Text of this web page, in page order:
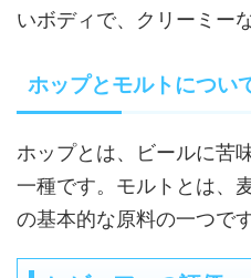
いボディで、クリーミー
ホップとモルトについ
ホップとは、ビールに苦
一種です。モルトとは、
の基本的な原料の一つです